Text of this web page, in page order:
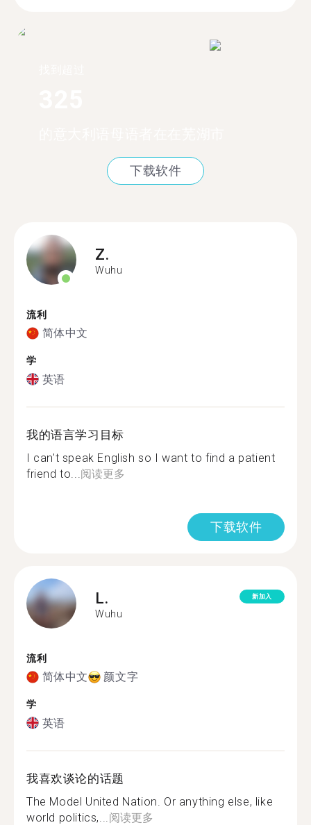
下载软件
Z.
Wuhu
流利
简体中文
学
英语
我的语言学习目标
I can't speak English so I want to find a patient
friend to... 阅读更多
下载软件
L.
Wuhu
新加入
流利
简体中文 颜文字
学
英语
我喜欢谈论的话题
The Model United Nation. Or anything else, like
world politics,... 阅读更多